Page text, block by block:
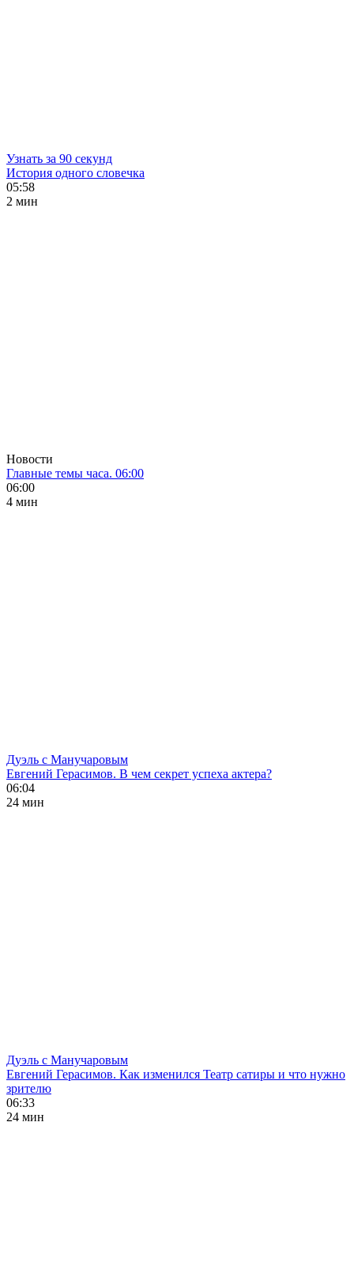
Узнать за 90 секунд
История одного словечка
05:58
2 мин
Новости
Главные темы часа. 06:00
06:00
4 мин
Дуэль с Манучаровым
Евгений Герасимов. В чем секрет успеха актера?
06:04
24 мин
Дуэль с Манучаровым
Евгений Герасимов. Как изменился Театр сатиры и что нужно
зрителю
06:33
24 мин